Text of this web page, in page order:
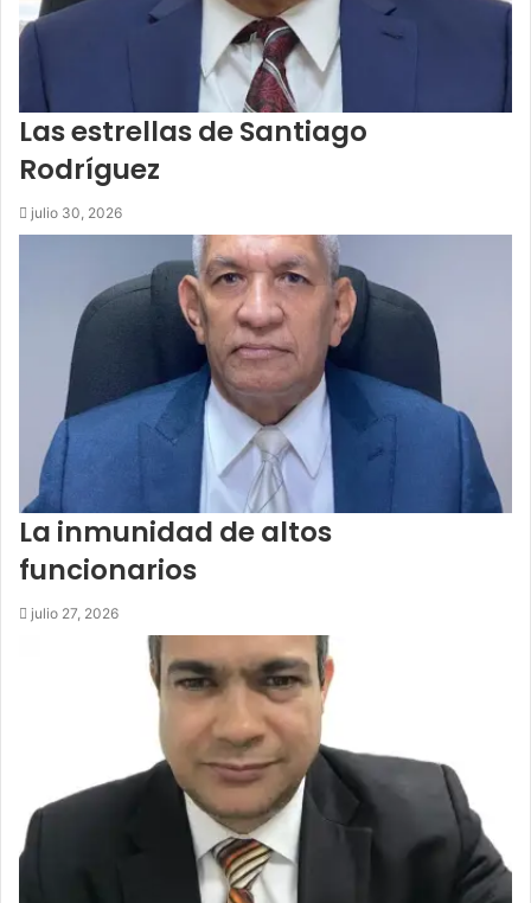
Las estrellas de Santiago
Rodríguez
julio 30, 2026
La inmunidad de altos
funcionarios
julio 27, 2026